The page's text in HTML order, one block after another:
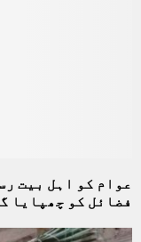
عوام کو اہل بیت
فضائل کو چھپایا